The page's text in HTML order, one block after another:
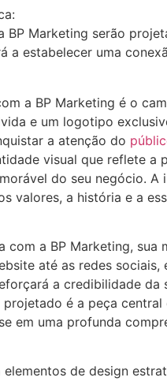
Marketing serão
a estabelecer uma
a BP Marketing é o
e um logotipo
a atenção do
visual que reflete a
do seu negócio.
valores, a história e a
a BP Marketing, sua
até as redes sociais,
a credibilidade da
é a peça central
em uma profunda
de design